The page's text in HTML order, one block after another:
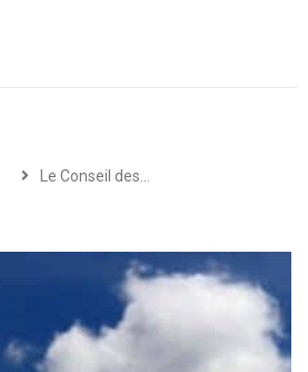
Le Conseil des…